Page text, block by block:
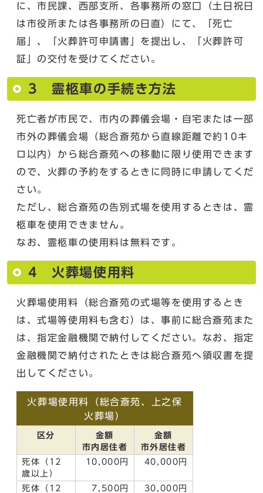
に、市民課、西部支所、各事務所の窓口（土日祝日
は市役所または各事務所の日直）にて、「死亡
届」、「火葬許可申請書」を提出し、「火葬許可
証」の交付を受けてください。
3 霊柩車の手続き方法
死亡者が市民で、市内の葬儀会場・自宅または一部
市外の葬儀会場（総合斎苑から直線距離で約10キ
ロ以内）から総合斎苑への移動に限り使用できます
ので、火葬の予約をするときに同時に申請してくだ
さい。
ただし、総合斎苑の告別式場を使用するときは、霊
柩車を使用できません。
なお、霊柩車の使用料は無料です。
4 火葬場使用料
火葬場使用料（総合斎苑の式場等を使用するとき
は、式場等使用料も含む）は、事前に総合斎苑また
は、指定金融機関で納付してください。なお、指定
金融機関で納付されたときは総合斎苑へ領収書を提
出してください。
火葬場使用料（総合斎苑、上之保
火葬場）
区分
金額
市内居住者
金額
市外居住者
死体（12
歳以上）
10,000円 40,000円
死体（12
7,500円 30,000円